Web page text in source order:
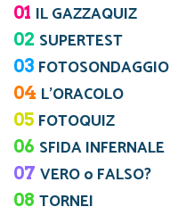
01 IL GAZZAQUIZ
02 SUPERTEST
03 FOTOSONDAGGIO
04 L’ORACOLO
05 FOTOQUIZ
06 SFIDA INFERNALE
07 VERO o FALSO?
08 TORNEI